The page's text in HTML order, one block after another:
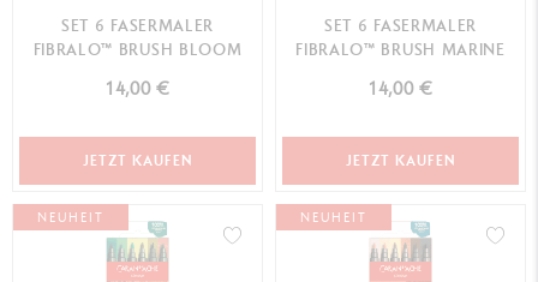
SET 6 FASERMALER
FIBRALO™ BRUSH BLOOM
14,00 €
JETZT KAUFEN
SET 6 FASERMALER
FIBRALO™ BRUSH MARINE
14,00 €
JETZT KAUFEN
NEUHEIT NEUHEIT